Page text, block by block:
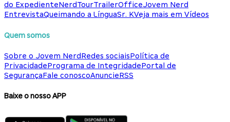
do ExpedienteNerdTourTrailerOfficeJovem Nerd
EntrevistaQueimando a LínguaSr. KVeja mais em Vídeos
Quem somos
Sobre o Jovem NerdRedes sociaisPolítica de
PrivacidadePrograma de IntegridadePortal de
SegurançaFale conoscoAnuncieRSS
Baixe o nosso APP